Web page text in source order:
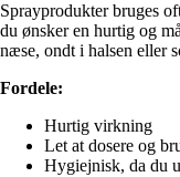
Sprayprodukter bruges
du ønsker en hurtig og
næse, ondt i halsen eller
Fordele:
Hurtig virkning
Let at dosere og
Hygiejnisk, da du